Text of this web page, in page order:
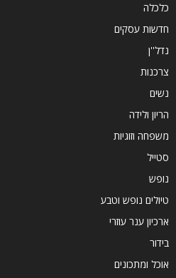
כלכלה
חדשות עסקים
נדל''ן
צרכנות
נשים
הריון ולידה
משפחה וזוגיות
סטייל
נופש
טיולים נופש וטבע
ארכיון ענר עוזרי
בידור
אוכל ומתכונים